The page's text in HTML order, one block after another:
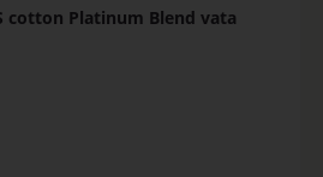
cotton Platinum Blend vata